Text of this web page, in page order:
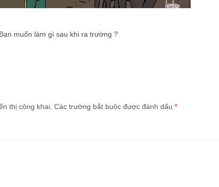
Bạn muốn làm gì sau khi ra trường ?
thị công khai. Các trường bắt buộc được đánh dấu *